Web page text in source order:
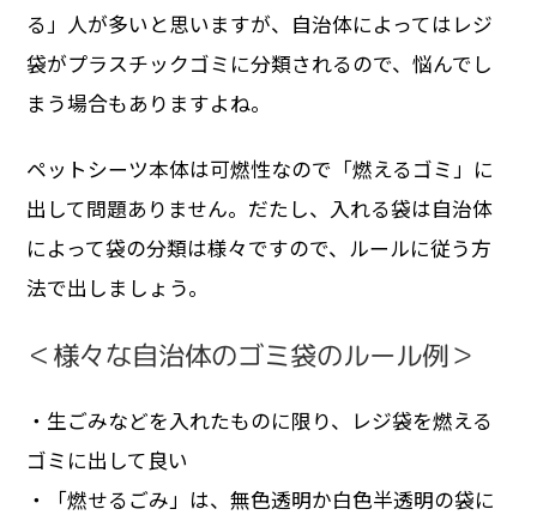
る」人が多いと思いますが、自治体によってはレジ
袋がプラスチックゴミに分類されるので、悩んでし
まう場合もありますよね。
ペットシーツ本体は可燃性なので「燃えるゴミ」に
出して問題ありません。だたし、入れる袋は自治体
によって袋の分類は様々ですので、ルールに従う方
法で出しましょう。
＜様々な自治体のゴミ袋のルール例＞
・生ごみなどを入れたものに限り、レジ袋を燃える
ゴミに出して良い
・「燃せるごみ」は、無色透明か白色半透明の袋に